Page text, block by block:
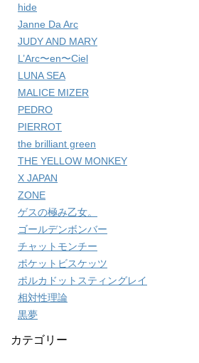
hide
Janne Da Arc
JUDY AND MARY
L’Arc〜en〜Ciel
LUNA SEA
MALICE MIZER
PEDRO
PIERROT
the brilliant green
THE YELLOW MONKEY
X JAPAN
ZONE
ゲスの極み乙女。
ゴールデンボンバー
チャットモンチー
ポケットビスケッツ
ポルカドットスティングレイ
相対性理論
黒夢
カテゴリー